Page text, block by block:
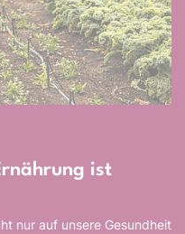
ist
nur auf unsere Gesundheit